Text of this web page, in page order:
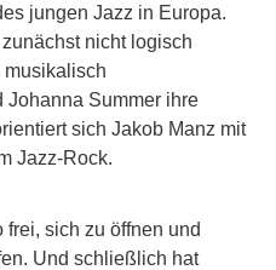
jungen Jazz in Europa.
nicht logisch
Johanna Summer ihre
sich Jakob Manz mit
Jazz-Rock.
sich zu öffnen und
Und schließlich hat